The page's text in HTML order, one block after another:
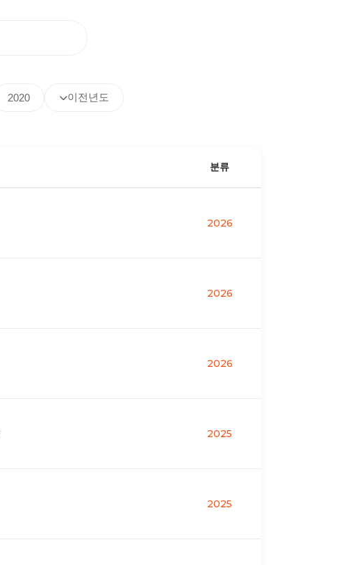
2020 이전년도
분류
2026
2026
2026
2025
2025